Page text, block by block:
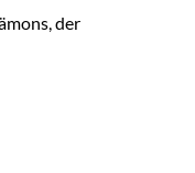
der